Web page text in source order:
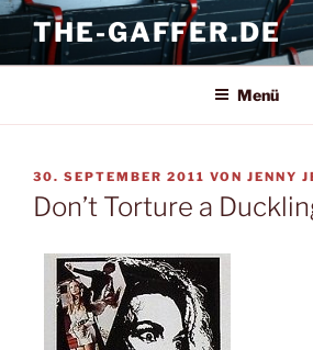
Zum
Inhalt
springen
THE-GAFFER.DE
Menü
VERÖFFENTLICHT
AM
30. SEPTEMBER 2011 VON JENNY
Don’t Torture a